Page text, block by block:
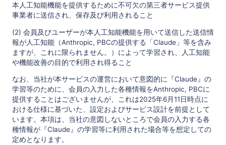
本人工知能機能を提供するために不可欠の第三者サービス提供
事業者に送信され、保存及び利用されること
(2) 会員及びユーザーが本人工知能機能を用いて送信した送信情
報が人工知能（Anthropic, PBCの提供する「Claude」等を含み
ますが、これに限られません。）によって学習され、人工知能
や機能改善の目的で利用され得ること
なお、当社が本サービスの運営において意図的に『Claude』の
学習等のために、会員の入力した各種情報をAnthropic, PBCに
提供することはございませんが、これは2025年6月11日時点に
おける仕様に基づいた、設定およびサービス設計を前提として
います。本項は、当社の意図しないところで会員の入力する各
種情報が『Claude』の学習等に利用された場合等を想定しての
定めとなります。